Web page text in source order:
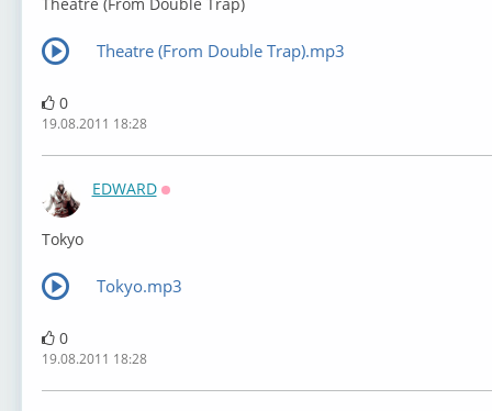
Theatre (From Double Trap).mp3
0
19.08.2011 18:28
EDWARD
Tokyo
Tokyo.mp3
0
19.08.2011 18:28